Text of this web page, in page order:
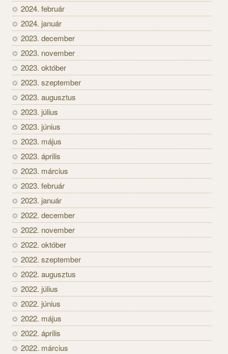
2024. február
2024. január
2023. december
2023. november
2023. október
2023. szeptember
2023. augusztus
2023. július
2023. június
2023. május
2023. április
2023. március
2023. február
2023. január
2022. december
2022. november
2022. október
2022. szeptember
2022. augusztus
2022. július
2022. június
2022. május
2022. április
2022. március